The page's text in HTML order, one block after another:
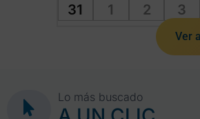
31 1 2 3
Ver
Lo más buscado